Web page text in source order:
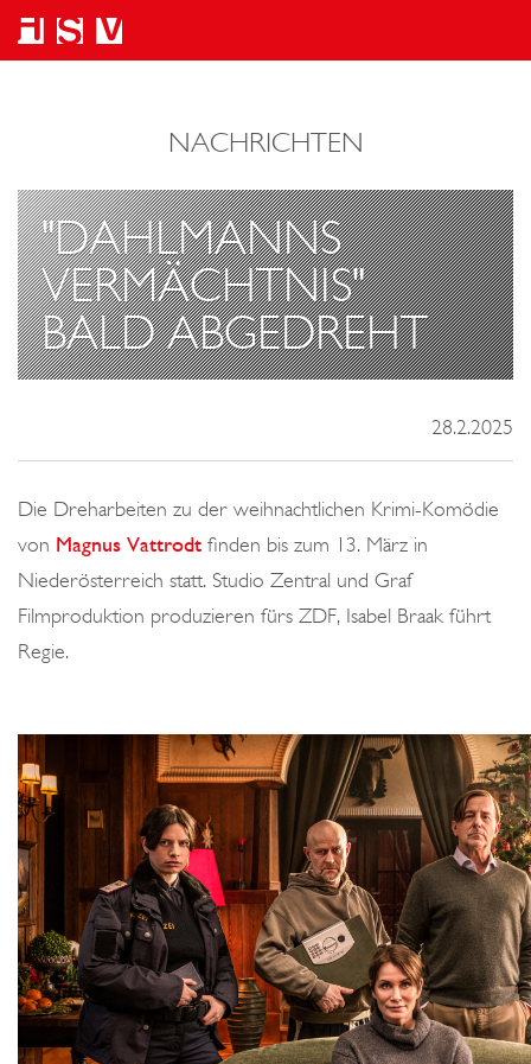
NACHRICHTEN
"DAHLMANNS
VERMÄCHTNIS"
BALD ABGEDREHT
28.2.2025
Die Dreharbeiten zu der weihnachtlichen Krimi-Komödie
von Magnus Vattrodt finden bis zum 13. März in
Niederösterreich statt. Studio Zentral und Graf
Filmproduktion produzieren fürs ZDF, Isabel Braak führt
Regie.